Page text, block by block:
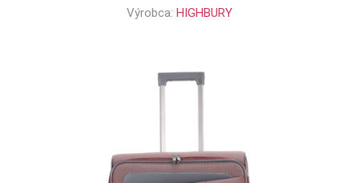
Výrobca: HIGHBURY